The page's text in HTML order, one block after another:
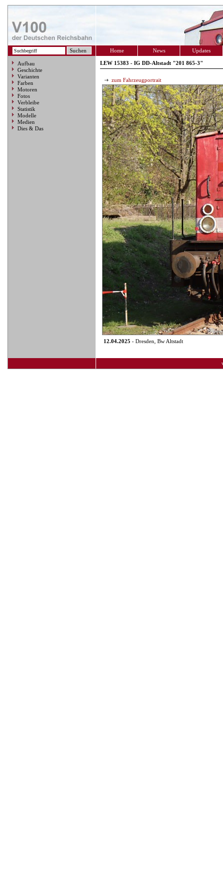
Home News Updates
Aufbau
Geschichte
Varianten
Farben
Motoren
Fotos
Verbleibe
Statistik
Modelle
Medien
Dies & Das
LEW 15383 - IG DD-Altstadt "201 865-3"
zum Fahrzeugportrait
12.04.2025 - Dresden, Bw Altstadt